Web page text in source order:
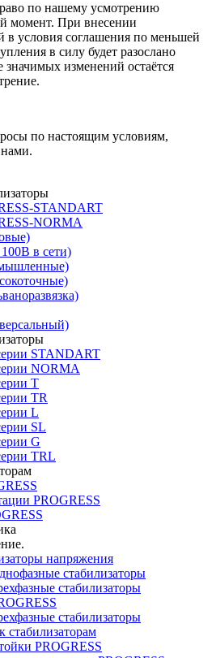
по нашему усмотрению
момент. При внесении
в условия соглашения по меньшей
в силу будет разослано
изменений остаётся
по настоящим условиям,
STANDART
NORMA
в сети)
STANDART
NORMA
Т
ТR
L
SL
G
TRL
PROGRESS
напряжения
стабилизаторы
стабилизаторы
стабилизаторы
стабилизаторам
PROGRESS